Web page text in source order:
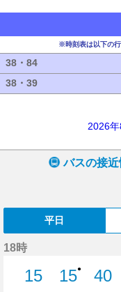
※時刻表は以下の
38・84
38・39
2026
バスの接近
平日
18時
15
15●
40